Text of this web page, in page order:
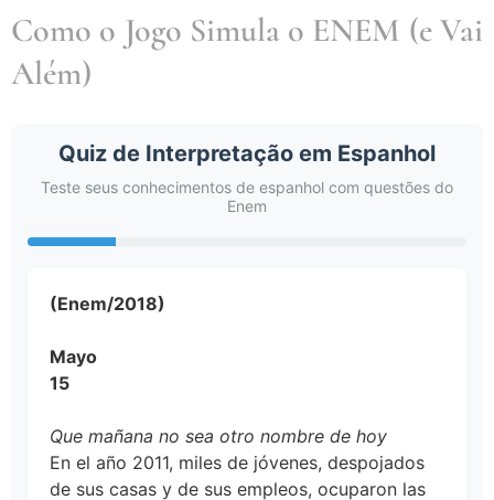
Como o Jogo Simula o ENEM (e Vai
Além)
Quiz de Interpretação em Espanhol
Teste seus conhecimentos de espanhol com questões do
Enem
(Enem/2018)
Mayo
15
Que mañana no sea otro nombre de hoy
En el año 2011, miles de jóvenes, despojados
de sus casas y de sus empleos, ocuparon las